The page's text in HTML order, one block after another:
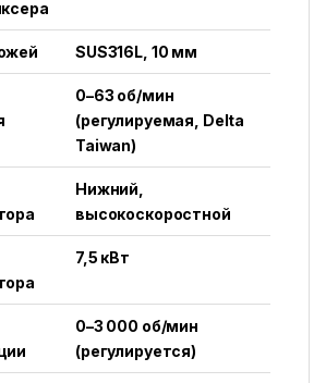
SUS316L, 10 мм
0–63 об/мин
(регулируемая, Delta
Taiwan)
Нижний,
высокоскоростной
7,5 кВт
0–3 000 об/мин
(регулируется)